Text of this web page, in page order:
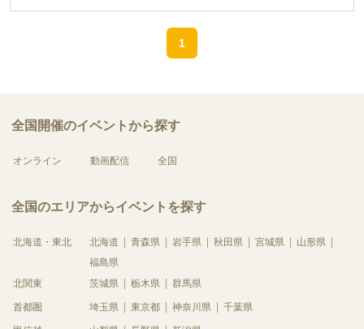
1
全国開催のイベントから探す
オンライン 動画配信 全国
全国のエリアからイベントを探す
北海道・東北 北海道 青森県 岩手県 秋田県 宮城県
山形県
福島県
北関東
茨城県 栃木県 群馬県
首都圏 埼玉県 東京都 神奈川県 千葉県